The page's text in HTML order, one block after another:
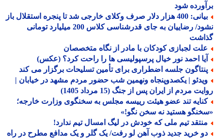
شود
بیانی: 400 هزار دلار صرف وکلای خارجی شد تا پنجره استقلال باز
نشود/ رضاییان به جای قدرشناسی کلاس 200 میلیارد تومانی
لجبازی کودکان با مادر از نگاه متخصصان
احمد نور خیال پرسپولیسی ها را راحت کرد؟ (عکس)
جلسه اضطراری برای تأمین تسلیحات برگزار می کند
| یکصدوپنجاه ونهمین شب حضور مردم مشهد در خیابان |
مردم از ایران پس از جنگ (15 مرداد 1405)
تند عضو هیئت رییسه مجلس به سخنگوی وزارت خارجه؛
هستید نه سخن نگو!»
تیم ملی که خودش در لیگ امسال تیم ندارد!
خرید جدید ذوب آهن لو رفت/ یک گلر و یک مدافع مطرح در راه